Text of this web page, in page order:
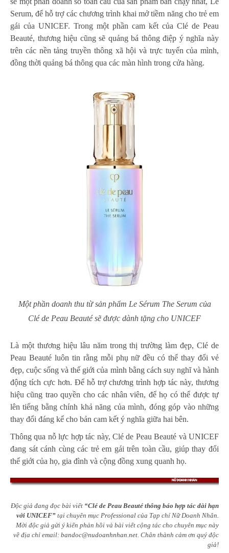
Serum, để hỗ trợ các chương trình khai mở tiềm năng cho trẻ em
gái của UNICEF. Trong một phần cam kết của Clé de Peau
Beauté, thương hiệu cũng sẽ quảng bá thông điệp ý nghĩa này
trên các nền tảng truyền thông xã hội và trực tuyến của mình,
đồng thời quảng bá thông qua các màn hình trong cửa hàng.
Một phần doanh thu từ sản phẩm Le Sérum The Serum của
Clé de Peau Beauté sẽ được dành tặng cho UNICEF
Là một thương hiệu lâu năm trong thị trường làm đẹp, Clé de
Peau Beauté luôn tin rằng mỗi phụ nữ đều có thể thay đổi vẻ
đẹp, cuộc sống và thế giới của mình bằng cách suy nghĩ và hành
động tích cực hơn. Để hỗ trợ chương trình hợp tác này, thương
hiệu cũng trao quyền cho các nhân viên, để họ có thể được tự
lên tiếng bằng chính khả năng của mình, đóng góp vào những
thay đổi đáng kể cho bản cam kết ý nghĩa giữa hai bên.
Thông qua nỗ lực hợp tác này, Clé de Peau Beauté và UNICEF
đang sát cánh cùng các trẻ em gái trên toàn cầu, giúp thay đổi
thế giới của họ, gia đình và cộng đồng xung quanh họ.
Độc giả đang đọc bài viết “Clé de Peau Beauté thông báo hợp tác dài hạn
với UNICEF” tại chuyên mục Professional của Tạp chí Nữ Doanh Nhân.
Mời độc giả gửi ý kiến phản hồi và bài viết cộng tác cho chuyên mục này
về địa chỉ email: bandoc@nudoanhnhan.net. Chân thành cảm ơn quý độc
giả!